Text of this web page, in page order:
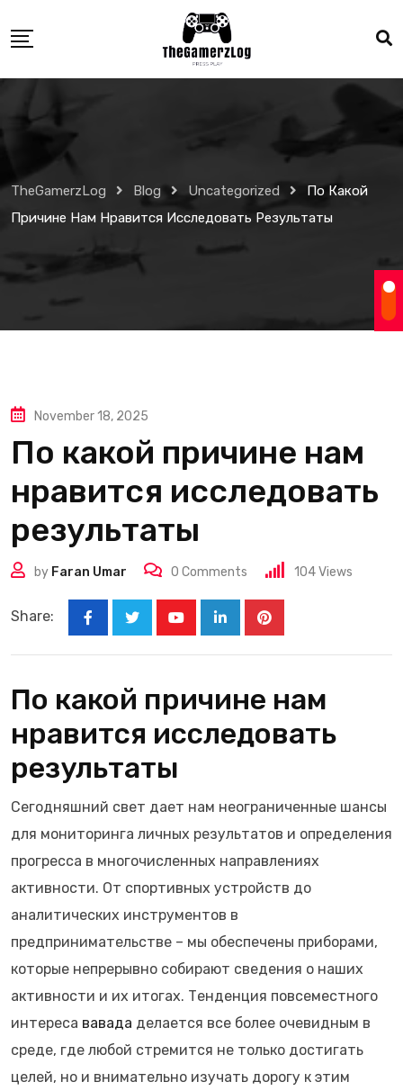
to
TheGamerzLog Blog Uncategorized
По Какой
Причине Нам Нравится Исследовать Результаты
November 18, 2025
По какой причине нам
нравится исследовать
результаты
by Faran Umar 0 Comments 104Views
Share:
LinkedInPinterest
По какой причине нам
нравится исследовать
результаты
Сегодняшний свет дает нам неограниченные шансы
для мониторинга личных результатов и определения
прогресса в многочисленных направлениях
активности. От спортивных устройств до
аналитических инструментов в
предпринимательстве – мы обеспечены приборами,
которые непрерывно собирают сведения о наших
активности и их итогах. Тенденция повсеместного
интереса вавада делается все более очевидным в
среде, где любой стремится не только достигать
целей, но и внимательно изучать дорогу к этим